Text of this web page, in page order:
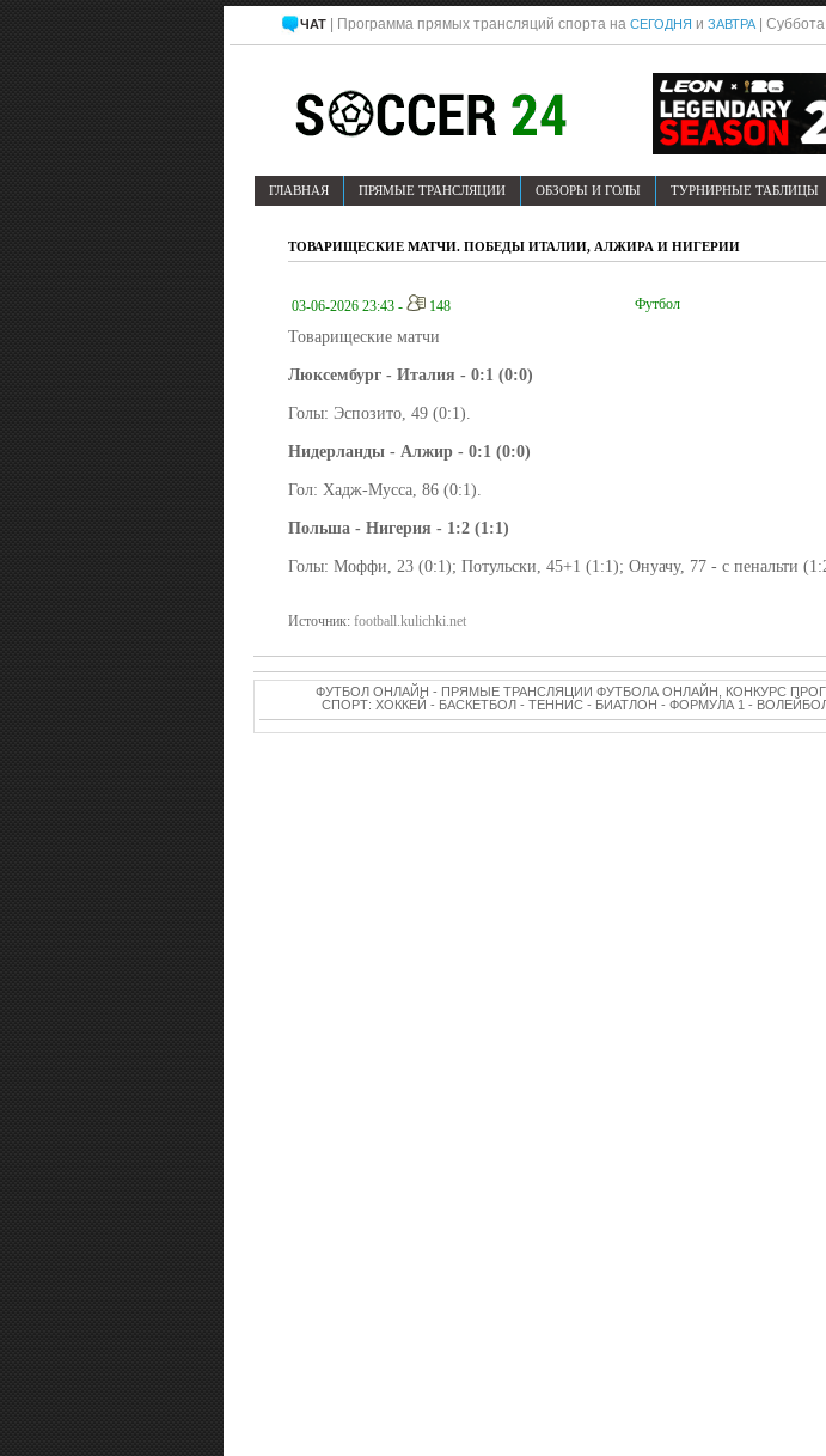
ЧАТ| Программа прямых трансляций спорта на СЕГОДНЯ и ЗАВТРА|
ГЛАВНАЯ ПРЯМЫЕ ТРАНСЛЯЦИИ ОБЗОРЫ И ГОЛЫ ТУРНИРНЫЕ ТАБЛИЦЫ
ТОВАРИЩЕСКИЕ МАТЧИ. ПОБЕДЫ ИТАЛИИ, АЛЖИРА И НИГЕРИИ
03-06-2026 23:43 - 148 Футбол
Товарищеские матчи
Люксембург - Италия - 0:1 (0:0)
Голы: Эспозито, 49 (0:1).
Нидерланды - Алжир - 0:1 (0:0)
Гол: Хадж-Мусса, 86 (0:1).
Польша - Нигерия - 1:2 (1:1)
Голы: Моффи, 23 (0:1); Потульски, 45+1 (1:1); Онуачу, 77 - с пенальти
Источник: football.kulichki.net
ФУТБОЛ ОНЛАЙН - ПРЯМЫЕ ТРАНСЛЯЦИИ ФУТБОЛА ОНЛАЙН, КОНКУРС
СПОРТ: ХОККЕЙ - БАСКЕТБОЛ - ТЕННИС - БИАТЛОН - ФОРМУЛА 1 -